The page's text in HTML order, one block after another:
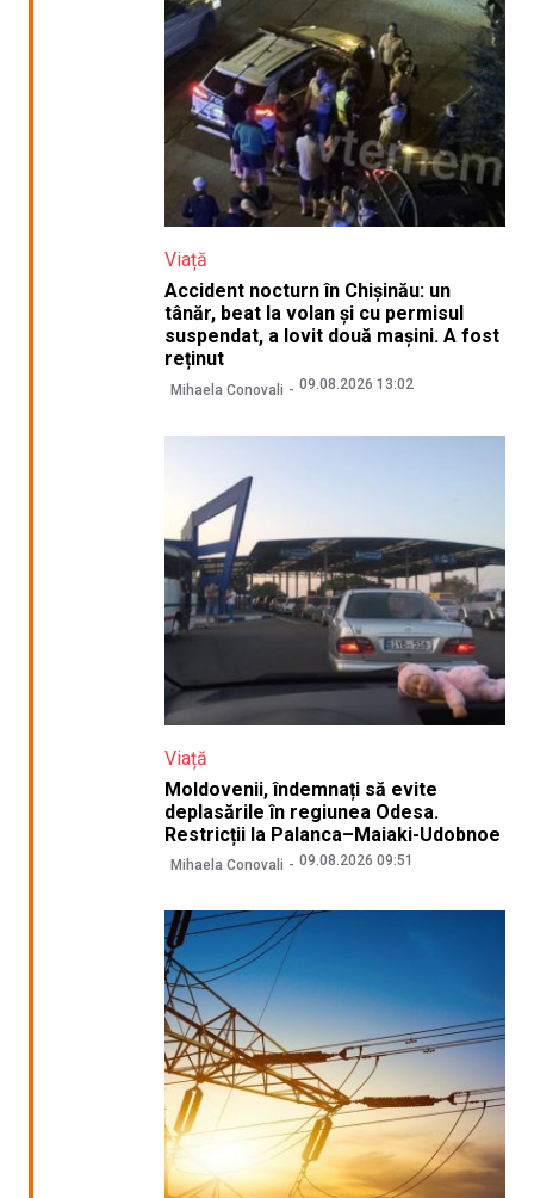
Viață
Accident nocturn în Chișinău: un
tânăr, beat la volan și cu permisul
suspendat, a lovit două mașini. A fost
reținut
Mihaela Conovali 09.08.2026 13:02
Viață
Moldovenii, îndemnați să evite
deplasările în regiunea Odesa.
Restricții la Palanca–Maiaki-Udobnoe
Mihaela Conovali 09.08.2026 09:51